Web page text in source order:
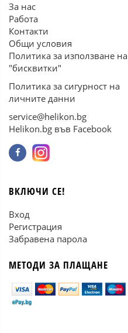
За нас
Работа
Контакти
Общи условия
Политика за използване на
"бисквитки"
Политика за сигурност на
личните данни
service@helikon.bg
Helikon.bg във Facebook
ВКЛЮЧИ СЕ!
Вход
Регистрация
Забравена парола
МЕТОДИ ЗА ПЛАЩАНЕ